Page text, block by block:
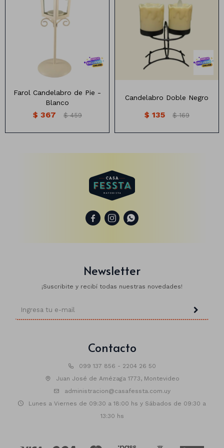
Farol Candelabro Blanco
Farol Candelabro de Pie -
Blanco
$ 367 $ 459
Candelabro doble negro
Candelabro Doble Negro
$ 135 $ 169
  
Contacto
099 137 856 - 2204 26 50
Juan José de Amézaga 1773, Montevideo
administracion@casafessta.com.uy
Lunes a Viernes de 09:30 a 18:00 hs y Sábados de 09:30 a
13:30 hs
Newsletter
¡Suscribite y recibí todas nuestras novedades!
Pizarras